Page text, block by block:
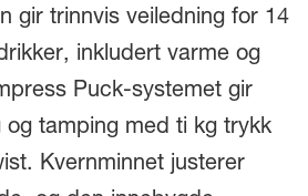
gir trinnvis veiledning for 14
inkludert varme og
Puck-systemet gir
og tamping med ti kg trykk
Kvernminnet justerer